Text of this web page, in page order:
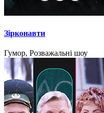
Зірконавти
Гумор, Розважальні шоу